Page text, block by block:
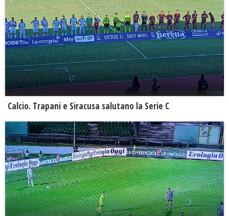
Calcio. Trapani e Siracusa salutano la Serie C